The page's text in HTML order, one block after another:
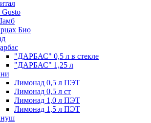
Gusto
Био
"ДАРБАС" 0,5 л в стекле
"ДАРБАС" 1,25 л
Лимонад 0,5 л ПЭТ
Лимонад 0,5 л ст
Лимонад 1,0 л ПЭТ
Лимонад 1,5 л ПЭТ